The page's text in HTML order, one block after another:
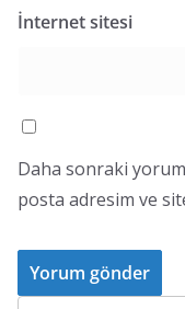
İnternet sitesi
Daha sonraki
posta adresim ve